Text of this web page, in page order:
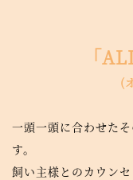
「
(
一頭一頭に合わせた
す。
飼い主様とのカウン